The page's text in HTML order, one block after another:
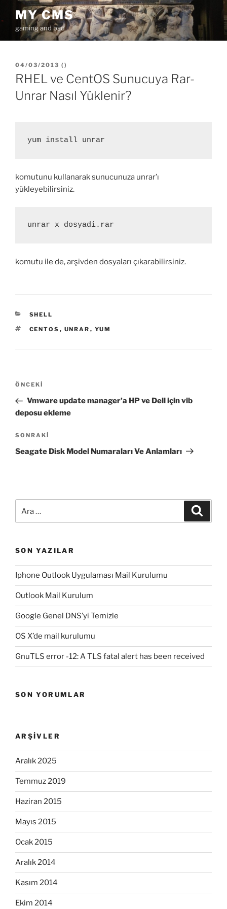
İçeriğe
MY CMS
gaming and bsd
YAYIM
TARIHI
04/03/2013 ( )
RHEL ve CentOS Sunucuya Rar-
Unrar Nasıl Yüklenir?
yum install unrar
komutunu kullanarak sunucunuza unrar’ı
yükleyebilirsiniz.
unrar x dosyadi.rar
komutu ile de, arşivden dosyaları çıkarabilirsiniz.
KATEGORILER
SHELL
ETIKETLER
CENTOS , UNRAR , YUM
Yazı
Önceki
Yazı
ÖNCEKI
Vmware update manager’a HP ve Dell için vib
deposu ekleme
Sonraki
Yazı
SONRAKI
Seagate Disk Model Numaraları Ve Anlamları
SON YAZILAR
Iphone Outlook Uygulaması Mail Kurulumu
Outlook Mail Kurulum
Google Genel DNS’yi Temizle
OS X’de mail kurulumu
GnuTLS error -12: A TLS fatal alert has been received
SON YORUMLAR
ARŞIVLER
Aralık 2025
Temmuz 2019
Haziran 2015
Mayıs 2015
Ocak 2015
Aralık 2014
Kasım 2014
Ekim 2014